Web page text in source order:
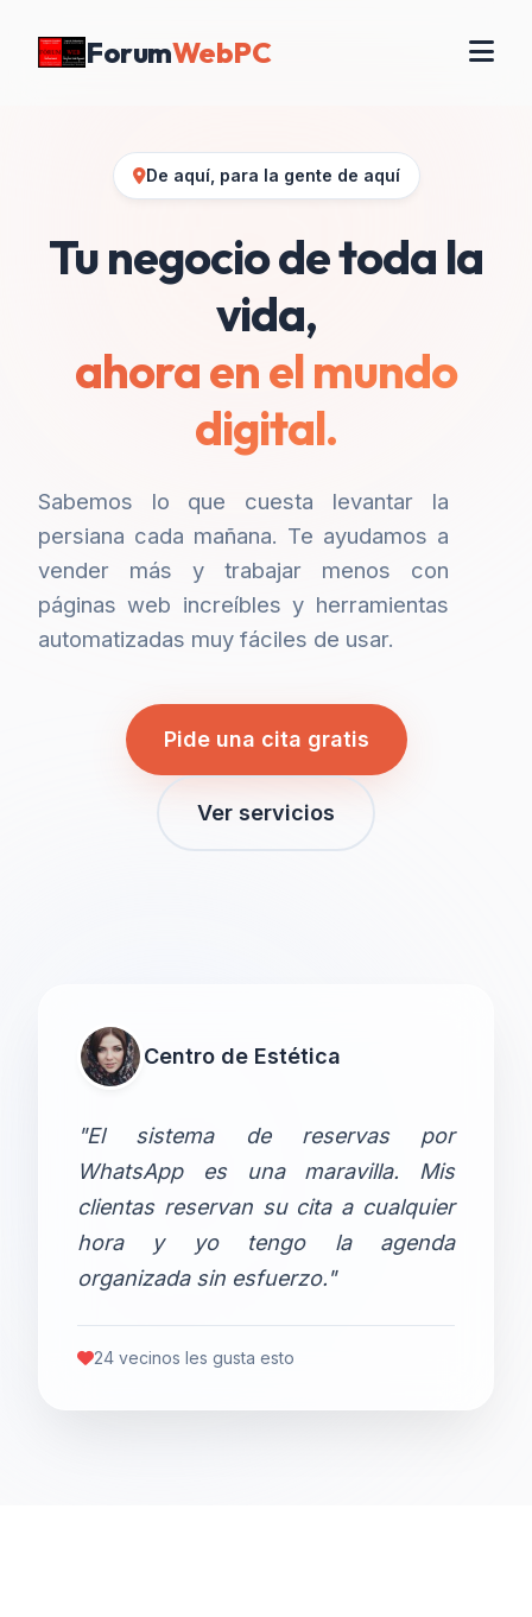
ForumWebPC
De aquí, para la gente de aquí
Tu negocio de toda la
vida,
ahora en el mundo
digital.
Sabemos lo que cuesta levantar la
persiana cada mañana. Te ayudamos a
vender más y trabajar menos con
páginas web increíbles y herramientas
automatizadas muy fáciles de usar.
Pide una cita gratis
Ver servicios
Centro de Estética
"El sistema de reservas por
WhatsApp es una maravilla. Mis
clientas reservan su cita a cualquier
hora y yo tengo la agenda
organizada sin esfuerzo."
24 vecinos les gusta esto